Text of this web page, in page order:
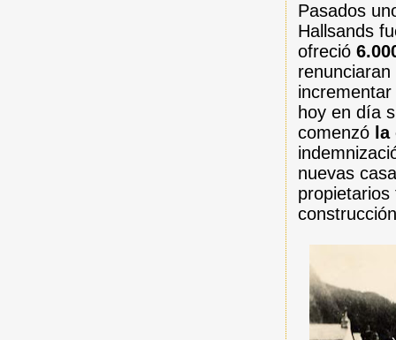
Pasados
Hallsands
ofreció
hoy en día
comenzó
nuevas